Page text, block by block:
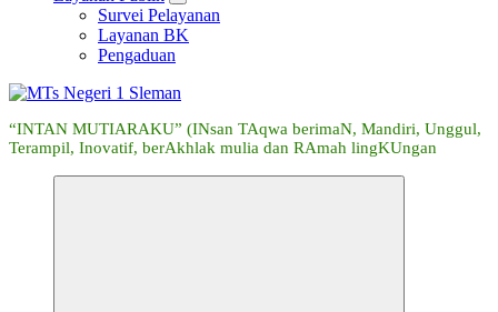
Survei Pelayanan
Layanan BK
Pengaduan
“INTAN MUTIARAKU” (INsan TAqwa berimaN, Mandiri, Unggul,
Terampil, Inovatif, berAkhlak mulia dan RAmah lingKUngan